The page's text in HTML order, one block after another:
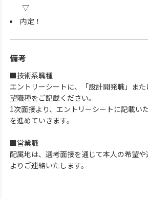
内定！
備考
■技術系職種
エントリーシートに、「設計開発職」ま
望職種をご記載ください。
1次面接より、エントリーシートに記載い
を進めていきます。
■営業職
配属地は、選考面接を通じて本人の希望
よりご連絡いたします。